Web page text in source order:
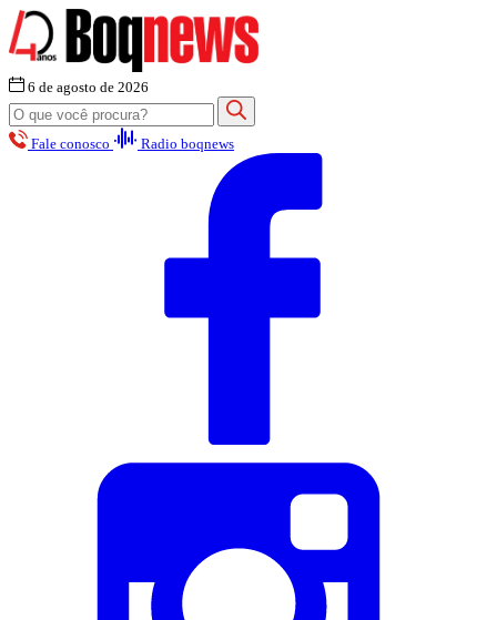
6 de agosto de 2026
Fale conosco Radio boqnews